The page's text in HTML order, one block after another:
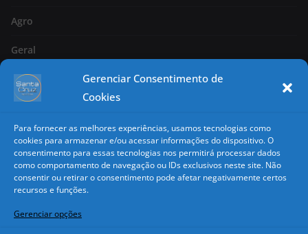
Gerenciar Consentimento de
Cookies
Para fornecer as melhores experiências, usamos tecnologias como
cookies para armazenar e/ou acessar informações do dispositivo. O
consentimento para essas tecnologias nos permitirá processar dados
como comportamento de navegação ou IDs exclusivos neste site. Não
consentir ou retirar o consentimento pode afetar negativamente certos
recursos e funções.
Gerenciar opções
Agro
Geral
Página 2
Classificados
Copyright
Todos os direitos reservados. É vedada a reprodução total ou